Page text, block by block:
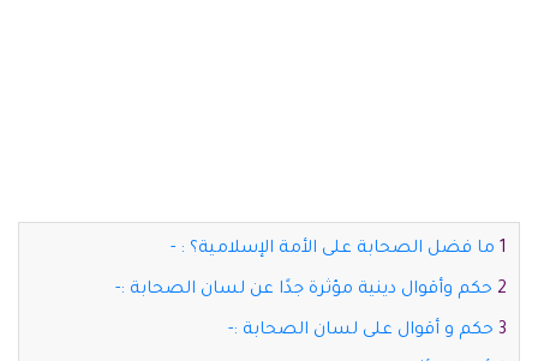
ما فضل الصحابة على الأمة الإسلامية؟ : -
حكم وأقوال دينية مؤثرة جدًا عن لسان الصحابة :-
حكم و أقوال على لسان الصحابة :-